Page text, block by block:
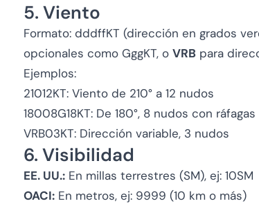
5. Viento
Formato: dddffKT (dirección en grados
opcionales como GggKT, o VRB para
Ejemplos:
21012KT: Viento de 210° a 12 nudos
18008G18KT: De 180°, 8 nudos con
VRB03KT: Dirección variable, 3 nudos
6. Visibilidad
EE. UU.: En millas terrestres (SM), ej: 10SM
OACI: En metros, ej: 9999 (10 km o más)